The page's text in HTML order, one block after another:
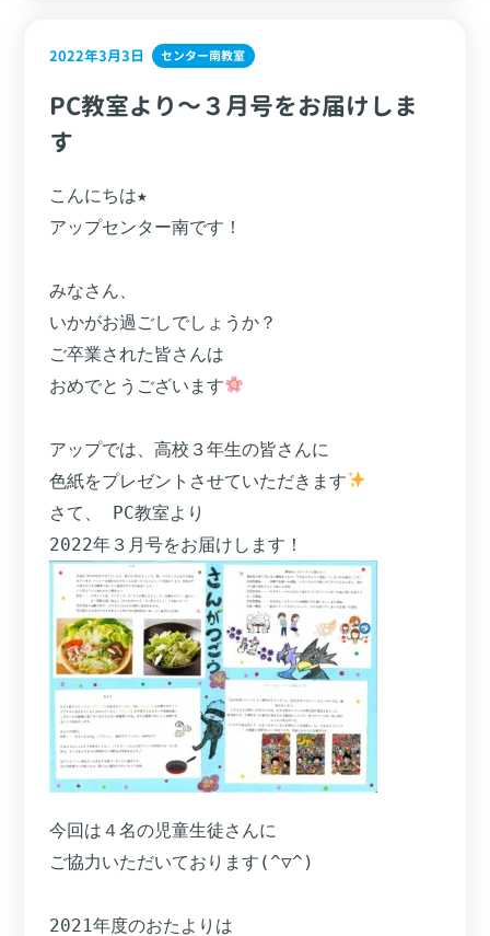
2022年3月3日 センター南教室
PC教室より～３月号をお届けしま
す
こんにちは★
アップセンター南です！
みなさん、
いかがお過ごしでしょうか？
ご卒業された皆さんは
おめでとうございます
アップでは、高校３年生の皆さんに
色紙をプレゼントさせていただきます
さて、 PC教室より
2022年３月号をお届けします！
今回は４名の児童生徒さんに
ご協力いただいております(^▽^)
2021年度のおたよりは